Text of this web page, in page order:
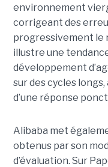
environnement
corrigeant des
progressivement le
illustre une
développement
sur des cycles
d’une réponse
Alibaba met
obtenus par son
d’évaluation. Sur